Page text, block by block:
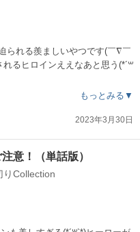
られる羨ましいやつです(￣∇￣
るヒロインええなあと思う(*´꒳
もっとみる▼
2023年3月30日
意！（単話版）
りCollection